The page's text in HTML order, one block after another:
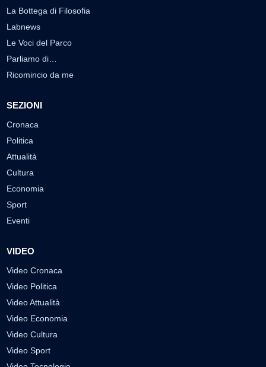
La Bottega di Filosofia
Labnews
Le Voci del Parco
Parliamo di…
Ricomincio da me
SEZIONI
Cronaca
Politica
Attualità
Cultura
Economia
Sport
Eventi
VIDEO
Video Cronaca
Video Politica
Video Attualità
Video Economia
Video Cultura
Video Sport